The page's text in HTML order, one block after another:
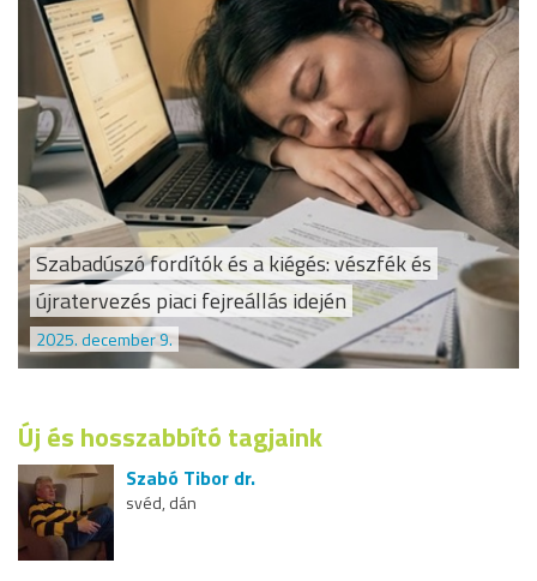
Szabadúszó fordítók és a kiégés: vészfék és
újratervezés piaci fejreállás idején
2025. december 9.
Új és hosszabbító tagjaink
Szabó Tibor dr.
svéd, dán